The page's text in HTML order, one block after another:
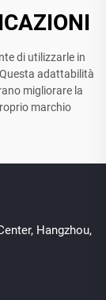
di utilizzarle in
adattabilità
migliorare la
marchio
Hangzhou,